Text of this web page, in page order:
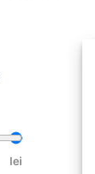
lei